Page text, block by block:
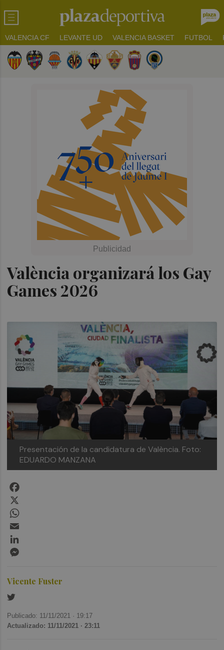
VALENCIA CF LEVANTE UD VALENCIA BASKET FUTBOL
València organizará los Gay
Games 2026
Presentación de la candidatura de València. Foto:
EDUARDO MANZANA
Vicente Fuster
Publicado: 11/11/2021 · 19:17
Actualizado: 11/11/2021 · 23:11